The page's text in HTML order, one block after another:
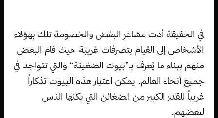
في الحقيقة أدت مشاعر البغض والخصومة تلك بهؤلاء
الأشخاص إلى القيام بتصرفات غريبة حيث قام البعض
منهم ببناء ما يُعرف بـ”بيوت الضغينة“ والتي تتواجد في
جميع أنحاء العالم. يمكن اعتبار هذه البيوت تذكاراً
غريباً للقدر الكبير من الضغائن التي يكنها الناس
لبعضهم.